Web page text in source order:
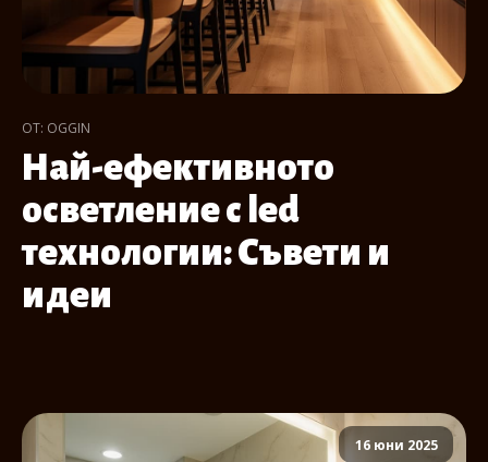
ОТ: OGGIN
Най-ефективното
осветление с led
технологии: Съвети и
идеи
16 юни 2025